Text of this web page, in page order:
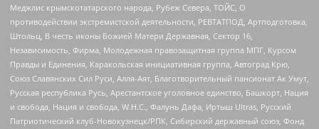
Меджлис крымскотатарского народа, Рубеж Севера, ТОЙС, О
противодействии экстремистской деятельности, РЕВТАТПОД, Артподготовка,
Штольц, В честь иконы Божией Матери Державная, Сектор 16,
Независимость, Фирма, Молодежная правозащитная группа МПГ, Курсом
Правды и Единения, Каракольская инициативная группа, Автоград Крю,
Союз Славянских Сил Руси, Алля-Аят, Благотворительный пансионат Ак Умут,
Русская республика Русь, Арестантское уголовное единство, Башкорт, Нация
и свобода, Нация и свобода, W.H.С., Фалунь Дафа, Иртыш Ultras, Русский
Патриотический клуб-Новокузнецк/РПК, Сибирский державный союз, Фонд